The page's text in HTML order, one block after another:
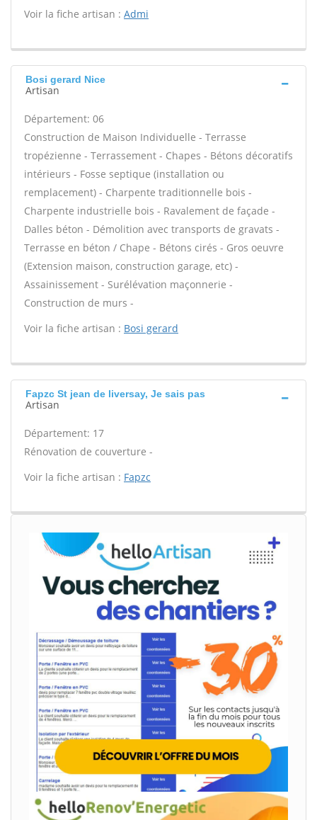
Voir la fiche artisan : Admi
Bosi gerard Nice
Artisan
Département: 06
Construction de Maison Individuelle - Terrasse
tropézienne - Terrassement - Chapes - Bétons décoratifs
intérieurs - Fosse septique (installation ou
remplacement) - Charpente traditionnelle bois -
Charpente industrielle bois - Ravalement de façade -
Dalles béton - Démolition avec transports de gravats -
Terrasse en béton / Chape - Bétons cirés - Gros oeuvre
(Extension maison, construction garage, etc) -
Assainissement - Surélévation maçonnerie -
Construction de murs -
Voir la fiche artisan : Bosi gerard
Fapzc St jean de liversay, Je sais pas
Artisan
Département: 17
Rénovation de couverture -
Voir la fiche artisan : Fapzc